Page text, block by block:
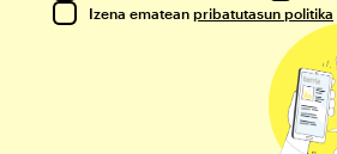
Izena ematean pribatutasun politika